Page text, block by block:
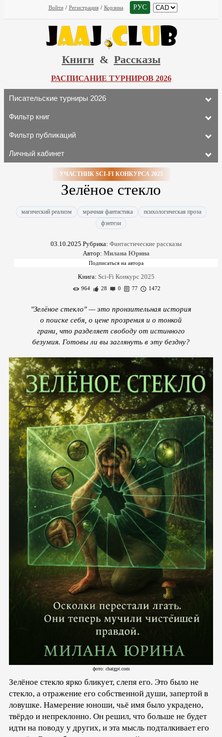
Войти / Регистрация / Корзина РУС
Книги & Рассказы
РАСПИСАНИЕ ТУРНИРОВ 2026
Писательские турниры 2026
Фильтр книг
Фильтр публикаций
Личный кабинет
УЧАСТНИК SCI-FI КОНКУРСА 2025
Зелёное стекло
магический реализм мрачная фантастика
психологическая проза
фэнтези
03.10.2025 Рубрика: Фантастические рассказы
Автор: Милана Юрина
Книга: Sci-Fi Конкурс 2025
964 28 0 77 1472
"Зелёное стекло" — это пронзительная история
о поиске себя, о цене прозрения и о тонкой
грани, что разделяет свободу от истинного
безумия. Готовы ли вы заглянуть в эту бездну?
фото: chatgpt.com
Зелёное стекло ярко бликует, слепя его. Это было не
стекло, а отражение его собственной души, запертой в
ловушке. Намерение юноши, чьё имя было украдено,
твёрдо и непреклонно. Он решил, что больше не будет
идти на поводу у других, и эта мысль подталкивает его